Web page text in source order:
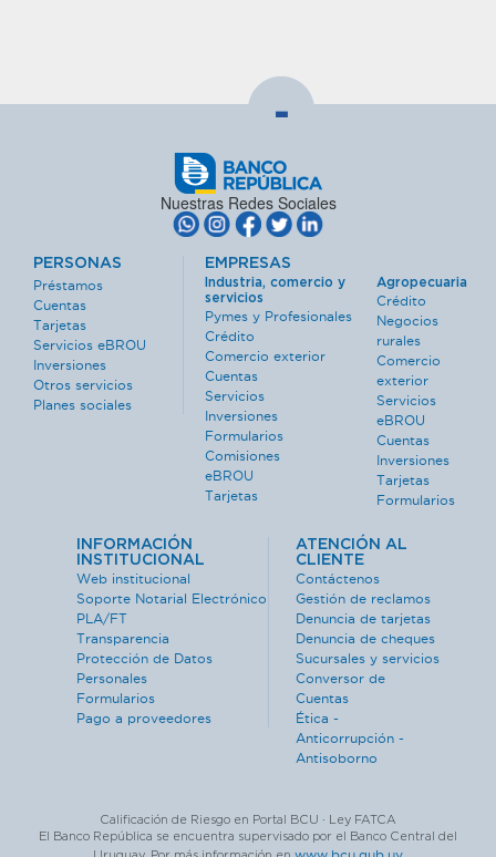
-
Nuestras Redes Sociales
PERSONAS
Préstamos
Cuentas
Tarjetas
Servicios eBROU
Inversiones
Otros servicios
Planes sociales
EMPRESAS
Industria, comercio y
servicios
Pymes y Profesionales
Crédito
Comercio exterior
Cuentas
Servicios
Inversiones
Formularios
Comisiones
eBROU
Tarjetas
Agropecuaria
Crédito
Negocios
rurales
Comercio
exterior
Servicios
eBROU
Cuentas
Inversiones
Tarjetas
Formularios
INFORMACIÓN
INSTITUCIONAL
Web institucional
Soporte Notarial Electrónico
PLA/FT
Transparencia
Protección de Datos
Personales
Formularios
Pago a proveedores
ATENCIÓN AL
CLIENTE
Contáctenos
Gestión de reclamos
Denuncia de tarjetas
Denuncia de cheques
Sucursales y servicios
Conversor de
Cuentas
Ética -
Anticorrupción -
Antisoborno
Calificación de Riesgo en Portal BCU · Ley FATCA
El Banco República se encuentra supervisado por el Banco Central del